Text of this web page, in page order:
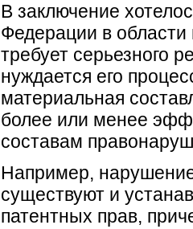
В заключение
Федерации в
требует серьезного
нуждается его
материальная
более или менее
составам
Например,
существуют и
патентных прав,